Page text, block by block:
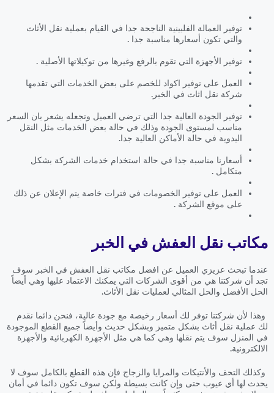
توفير العمالة الفلبينية الناجحة جدا في القيام بعملية نقل الأثاث
والتي تكون أسعارها مناسبة جدا .
توفير الأجهزة التي تقوم بالرفع وغيرها من توكيلاتها الأصلية .
العمل على توفير اكواد للخصم على بعض الخدمات التي تقدمها
شركة نقل اثاث في الخبر.
توفير الجودة العالية جدا التي ترضي العميل وتجعله يشعر بان السعر
مناسب لمستوى الجودة وذلك في حالة بعض الخدمات مثل النقل
اليدوية في حالة الأماكن العالية جدا.
أسعارنا مناسبة جدا في حالة استخدام خدمات الشركة بشكل
متكامل .
العمل على توفير الخصومات في فترات خاصة يتم الإعلان عن ذلك
على موقع الشركة .
مكاتب نقل العفش في الخبر
عندما تبحث عزيزي العميل عن افضل مكاتب نقل العفش في الخبر سوف
تجد أن شركتنا هي من أقوى الشركات التي يمكنك الاعتماد عليها وهي أيضاً
الحل الأفضل والحل المثالي لعمليات نقل الأثاث.
وهذا لأن شركتنا توفر لك أسعار رخيصة مع جودة عالية، فنحن دائما نقدم
لك عملية نقل أثاث بشكل متميز وبشكل حديث وأيضاً جميع القطع الموجودة
في المنزل سوف يتم نقلها وهي كما هي مثل الأجهزة الكهربائية والأجهزة
الالكترونية.
وكذلك التحف والأنتيكات والمرايا والزجاج فإن هذه القطع بالكامل سوف لا
يحدث لها أي عيوب حتى وإن كانت بسيطة ولكن سوف تكون دائما في أمان